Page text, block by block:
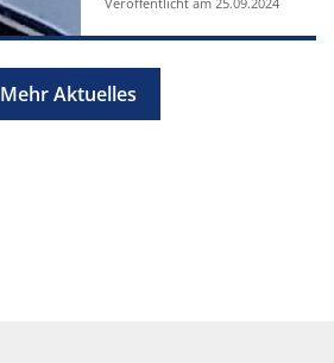
Mehr Aktuelles